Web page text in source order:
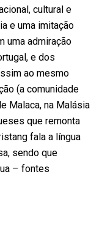
cultural e
e uma imitação
uma admiração
e dos
ao mesmo
(a comunidade
Malaca, na Malásia
que remonta
fala a língua
sendo que
– fontes